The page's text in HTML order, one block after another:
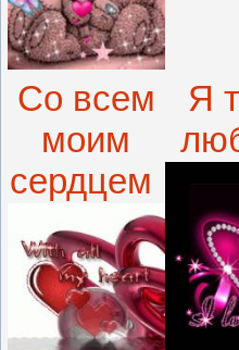
Со всем
моим
сердцем
Я